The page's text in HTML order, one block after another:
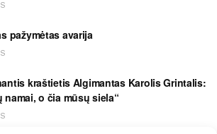
pažymėtas avarija
kraštietis Algimantas Karolis Grintalis:
namai, o čia mūsų siela“